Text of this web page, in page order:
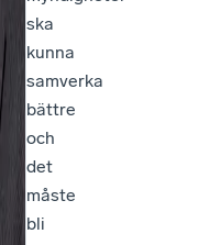
ska
kunna
samverka
bättre
och
det
måste
bli